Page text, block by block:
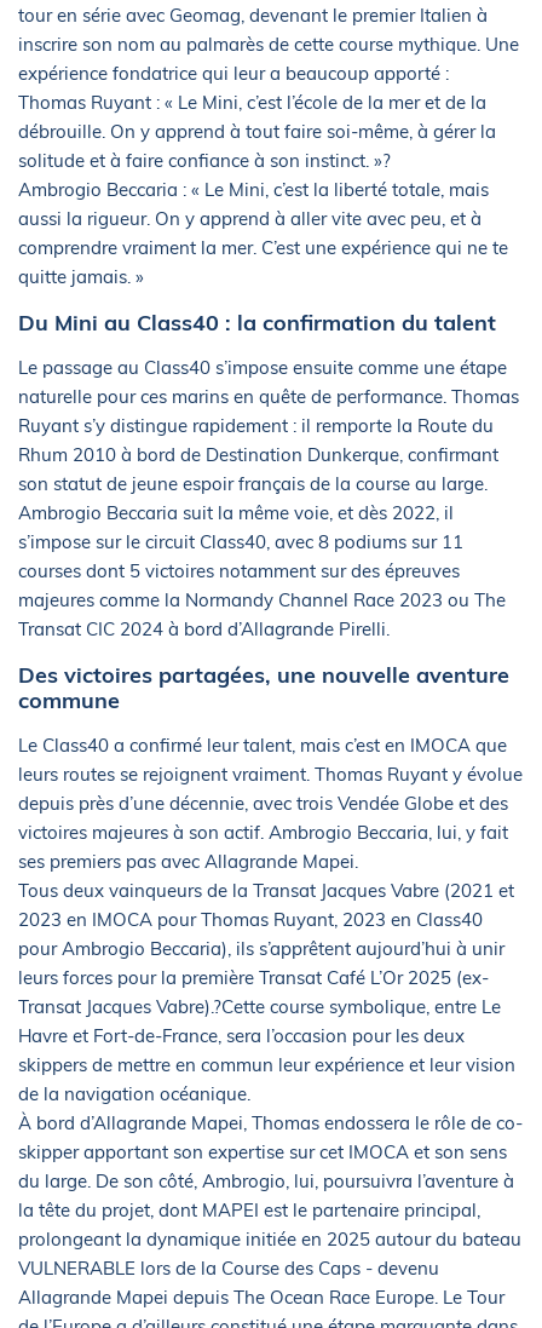
tour en série avec Geomag, devenant le premier Italien à
inscrire son nom au palmarès de cette course mythique. Une
expérience fondatrice qui leur a beaucoup apporté :
Thomas Ruyant : « Le Mini, c’est l’école de la mer et de la
débrouille. On y apprend à tout faire soi-même, à gérer la
solitude et à faire confiance à son instinct. »?
Ambrogio Beccaria : « Le Mini, c’est la liberté totale, mais
aussi la rigueur. On y apprend à aller vite avec peu, et à
comprendre vraiment la mer. C’est une expérience qui ne te
quitte jamais. »
Du Mini au Class40 : la confirmation du talent
Le passage au Class40 s’impose ensuite comme une étape
naturelle pour ces marins en quête de performance. Thomas
Ruyant s’y distingue rapidement : il remporte la Route du
Rhum 2010 à bord de Destination Dunkerque, confirmant
son statut de jeune espoir français de la course au large.
Ambrogio Beccaria suit la même voie, et dès 2022, il
s’impose sur le circuit Class40, avec 8 podiums sur 11
courses dont 5 victoires notamment sur des épreuves
majeures comme la Normandy Channel Race 2023 ou The
Transat CIC 2024 à bord d’Allagrande Pirelli.
Des victoires partagées, une nouvelle aventure
commune
Le Class40 a confirmé leur talent, mais c’est en IMOCA que
leurs routes se rejoignent vraiment. Thomas Ruyant y évolue
depuis près d’une décennie, avec trois Vendée Globe et des
victoires majeures à son actif. Ambrogio Beccaria, lui, y fait
ses premiers pas avec Allagrande Mapei.
Tous deux vainqueurs de la Transat Jacques Vabre (2021 et
2023 en IMOCA pour Thomas Ruyant, 2023 en Class40
pour Ambrogio Beccaria), ils s’apprêtent aujourd’hui à unir
leurs forces pour la première Transat Café L’Or 2025 (ex-
Transat Jacques Vabre).?Cette course symbolique, entre Le
Havre et Fort-de-France, sera l’occasion pour les deux
skippers de mettre en commun leur expérience et leur vision
de la navigation océanique.
À bord d’Allagrande Mapei, Thomas endossera le rôle de co-
skipper apportant son expertise sur cet IMOCA et son sens
du large. De son côté, Ambrogio, lui, poursuivra l’aventure à
la tête du projet, dont MAPEI est le partenaire principal,
prolongeant la dynamique initiée en 2025 autour du bateau
VULNERABLE lors de la Course des Caps - devenu
Allagrande Mapei depuis The Ocean Race Europe. Le Tour